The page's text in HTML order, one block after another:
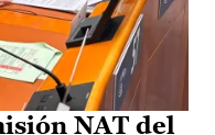
NAT del